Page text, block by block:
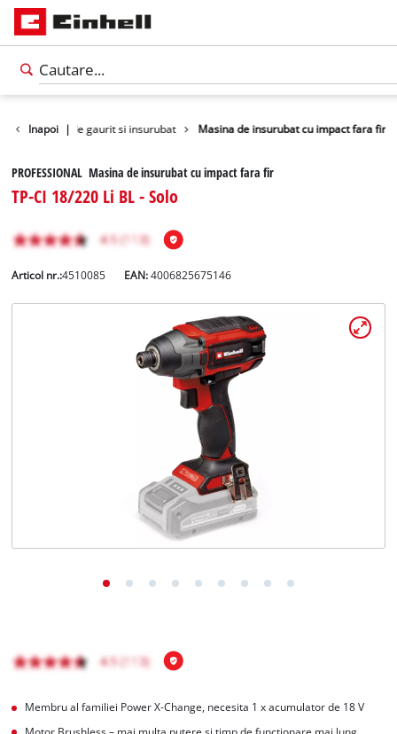
Inapoi |
Masini de gaurit si insurubat Masina de insurubat cu impact fara fir
PROFESSIONAL Masina de insurubat cu impact fara fir
TP-CI 18/220 Li BL - Solo
Articol nr.:4510085 EAN:4006825675146
Membru al familiei Power X-Change, necesita 1 x acumulator de 18 V